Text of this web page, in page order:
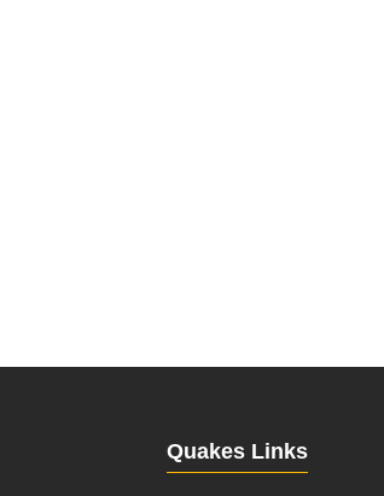
Quakes Links